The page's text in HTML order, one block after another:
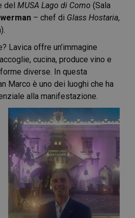
del MUSA Lago di Como (Sala
– chef di Glass Hostaria,
Lavica offre un’immagine
cucina, produce vino e
diverse. In questa
Marco è uno dei luoghi che ha
alla manifestazione.